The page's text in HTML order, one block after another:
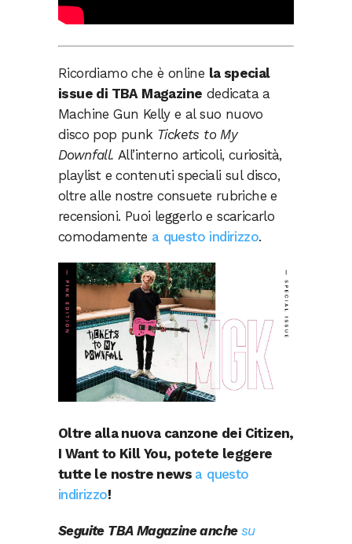
Ricordiamo che è online la special
issue di TBA Magazine dedicata a
Machine Gun Kelly e al suo nuovo
disco pop punk Tickets to My
Downfall. All’interno articoli, curiosità,
playlist e contenuti speciali sul disco,
oltre alle nostre consuete rubriche e
recensioni. Puoi leggerlo e scaricarlo
comodamente a questo indirizzo.
Oltre alla nuova canzone dei Citizen,
I Want to Kill You, potete leggere
tutte le nostre news a questo
indirizzo!
Seguite TBA Magazine anche su